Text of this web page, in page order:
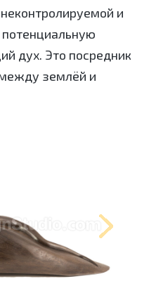
и
дух. Это посредник
землёй и